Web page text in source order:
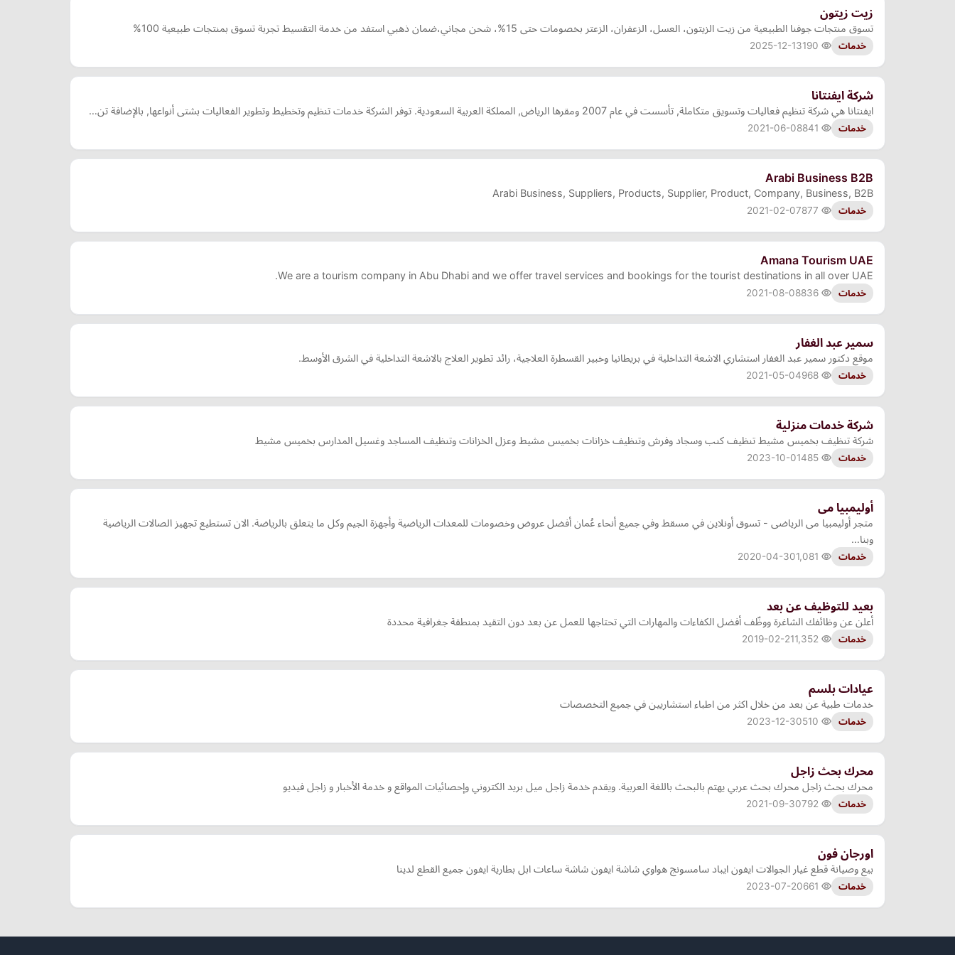
زيت زيتون
تسوق منتجات جوفنا الطبيعية من زيت الزيتون، العسل، الزعفران، الزعتر بخصومات حتى 15%، شحن مجاني،ضمان ذهبي استفد من خدمة التقسيط تجربة تسوق بمنتجات طبيعية 100%
خدمات 2025-12-13
شركة ايفنتانا
ايفنتانا هي شركة تنظيم فعاليات وتسويق متكاملة, تأسست في عام 2007 ومقرها الرياض, المملكة العربية السعودية. توفر الشركة خدمات تنظيم وتخطيط وتطوير الفعاليات بشتى أنواعها, بالإضافة تن…
خدمات 2021-06-08
Arabi Business B2B
Arabi Business, Suppliers, Products, Supplier, Product, Company, Business, B2B
خدمات 2021-02-07
Amana Tourism UAE
We are a tourism company in Abu Dhabi and we offer travel services and bookings for the tourist destinations in all over UAE.
خدمات 2021-08-08
سمير عبد الغفار
موقع دكتور سمير عبد الغفار استشاري الاشعة التداخلية في بريطانيا وخبير القسطرة العلاجية، رائد تطوير العلاج بالاشعة التداخلية في الشرق الأوسط.
خدمات 2021-05-04
شركة خدمات منزلية
شركة تنظيف بخميس مشيط تنظيف كنب وسجاد وفرش وتنظيف خزانات بخميس مشيط وعزل الخزانات وتنظيف المساجد وغسيل المدارس بخميس مشيط
خدمات 2023-10-01
أوليمبيا مى
متجر أوليمبيا مى الرياضى - تسوق أونلاين في مسقط وفي جميع أنحاء عُمان أفضل عروض وخصومات للمعدات الرياضية وأجهزة الجيم وكل ما يتعلق بالرياضة. الان تستطيع تجهيز الصالات الرياضية
وبنا…
خدمات 2020-04-30
بعيد للتوظيف عن بعد
أعلن عن وظائفك الشاغرة ووظّف أفضل الكفاءات والمهارات التي تحتاجها للعمل عن بعد دون التقيد بمنطقة جغرافية محددة
خدمات 2019-02-21
عيادات بلسم
خدمات طبية عن بعد من خلال اكثر من اطباء استشاريين في جميع التخصصات
خدمات 2023-12-30
محرك بحث زاجل
محرك بحث زاجل محرك بحث عربي يهتم بالبحث باللغة العربية. ويقدم خدمة زاجل ميل بريد الكتروني وإحصائيات المواقع و خدمة الأخبار و زاجل فيديو
خدمات 2021-09-30
اورجان فون
بيع وصيانة قطع غيار الجوالات ايفون ايباد سامسونج هواوي شاشة ايفون شاشة ساعات ابل بطارية ايفون جميع القطع لدينا
خدمات 2023-07-20